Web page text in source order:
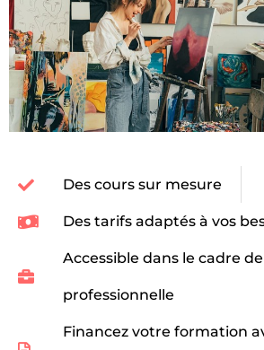
Des cours sur mesure
Des tarifs adaptés à vos
Accessible dans le cadre
professionnelle
Financez votre formation